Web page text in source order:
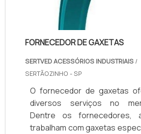
protegido.Fabricação do
produção do perfil de borr.
FORNECEDOR DE GAXETAS
SERTVED ACESSÓRIOS INDUSTRIAIS /
SERTÃOZINHO - SP
O fornecedor de gaxetas
diversos serviços no
Dentre os fornecedores,
trabalham com gaxetas